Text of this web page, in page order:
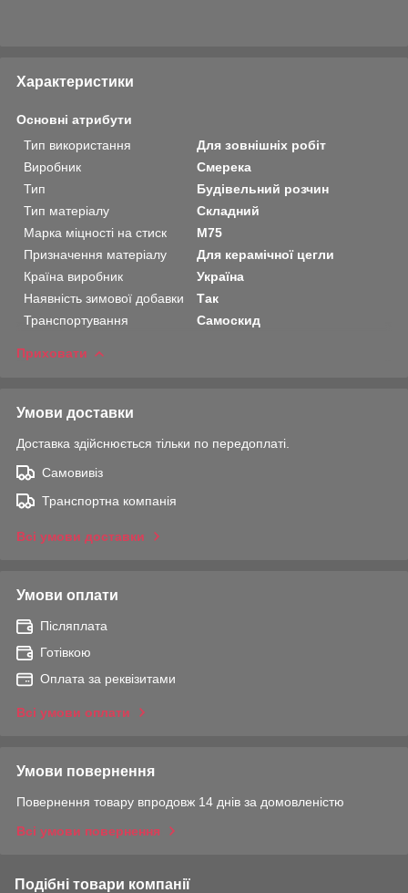
Характеристики
Основні атрибути
Тип використання
Для зовнішніх робіт
Виробник
Смерека
Тип
Будівельний розчин
Тип матеріалу
Складний
Марка міцності на стиск
М75
Призначення матеріалу
Для керамічної цегли
Країна виробник
Україна
Наявність зимової добавки
Так
Транспортування
Самоскид
Приховати
Умови доставки
Доставка здійснюється тільки по передоплаті.
Самовивіз
Транспортна компанія
Всі умови доставки
Умови оплати
Післяплата
Готівкою
Оплата за реквізитами
Всі умови оплати
Умови повернення
Повернення товару впродовж 14 днів за домовленістю
Всі умови повернення
Подібні товари компанії